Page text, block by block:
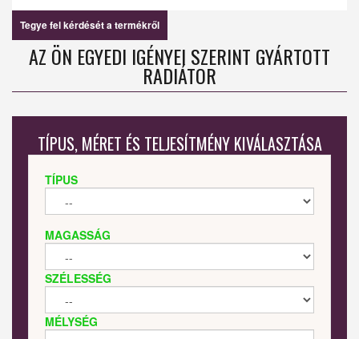
Tegye fel kérdését a termékről
AZ ÖN EGYEDI IGÉNYEI SZERINT GYÁRTOTT
RADIÁTOR
TÍPUS, MÉRET ÉS TELJESÍTMÉNY KIVÁLASZTÁSA
TÍPUS
MAGASSÁG
SZÉLESSÉG
MÉLYSÉG